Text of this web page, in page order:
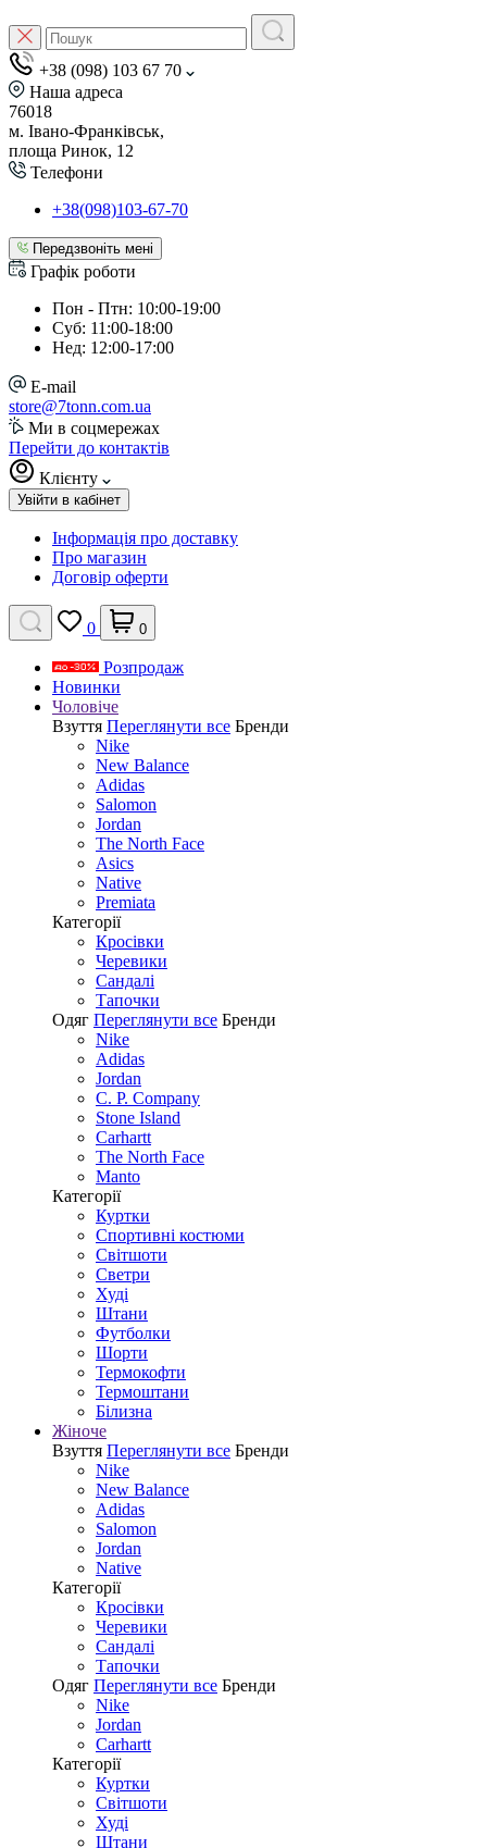
+38 (098) 103 67 70
Наша адреса
76018
м. Івано-Франківськ,
площа Ринок, 12
Телефони
+38(098)103-67-70
Передзвоніть мені
Графік роботи
Пон - Птн: 10:00-19:00
Суб: 11:00-18:00
Нед: 12:00-17:00
E-mail
store@7tonn.com.ua
Ми в соцмережах
Перейти до контактів
Клієнту
Увійти в кабінет
Інформація про доставку
Про магазин
Договір оферти
0 0
Розпродаж
Новинки
Чоловіче
Взуття Переглянути все Бренди
Nike
New Balance
Adidas
Salomon
Jordan
The North Face
Asics
Native
Premiata
Категорії
Кросівки
Черевики
Сандалі
Tапочки
Одяг Переглянути все Бренди
Nike
Adidas
Jordan
C. P. Company
Stone Island
Carhartt
The North Face
Manto
Категорії
Куртки
Спортивні костюми
Світшоти
Светри
Худі
Штани
Футболки
Шорти
Термокофти
Термоштани
Білизна
Жіноче
Взуття Переглянути все Бренди
Nike
New Balance
Adidas
Salomon
Jordan
Native
Категорії
Кросівки
Черевики
Сандалі
Tапочки
Одяг Переглянути все Бренди
Nike
Jordan
Carhartt
Категорії
Куртки
Світшоти
Худі
Штани